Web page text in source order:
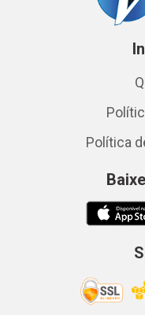
Política